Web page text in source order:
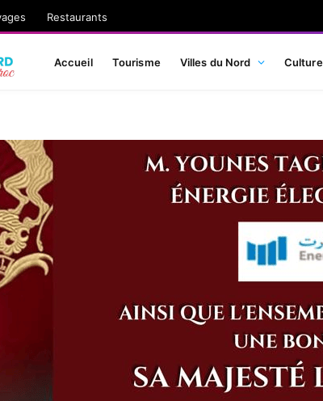
Restaurants
Accueil Tourisme Villes du Nord Culture